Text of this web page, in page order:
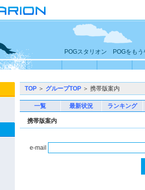
POGスタリオン POGをもう
TOP ＞ グループTOP ＞ 携帯版案内
一覧 最新状況 ランキング
携帯版案内
e-mail